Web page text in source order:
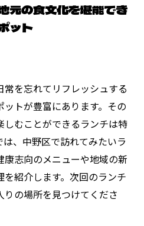
元の食文化を堪能でき
ット
を忘れてリフレッシュする
トが豊富にあります。その
むことができるランチは特
、中野区で訪れてみたいラ
志向のメニューや地域の新
紹介します。次回のランチ
の場所を見つけてくださ